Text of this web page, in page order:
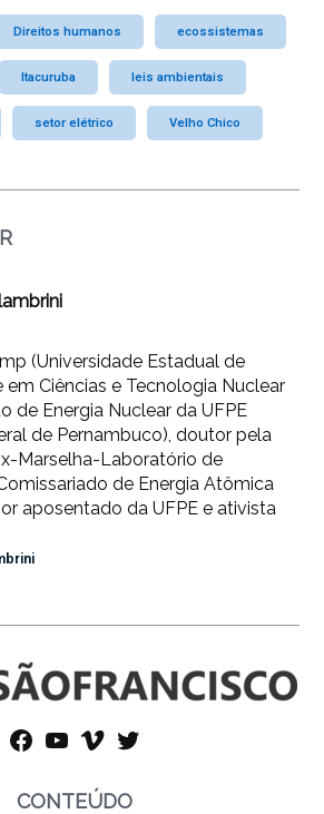
Direitos humanos ecossistemas
Itacuruba leis ambientais
setor elétrico Velho Chico
(Universidade Estadual de
em Ciências e Tecnologia Nuclear
de Energia Nuclear da UFPE
de Pernambuco), doutor pela
Marselha-Laboratório de
de Energia Atômica
aposentado da UFPE e ativista
facebook
youtube
vimeotwitter
CONTEÚDO